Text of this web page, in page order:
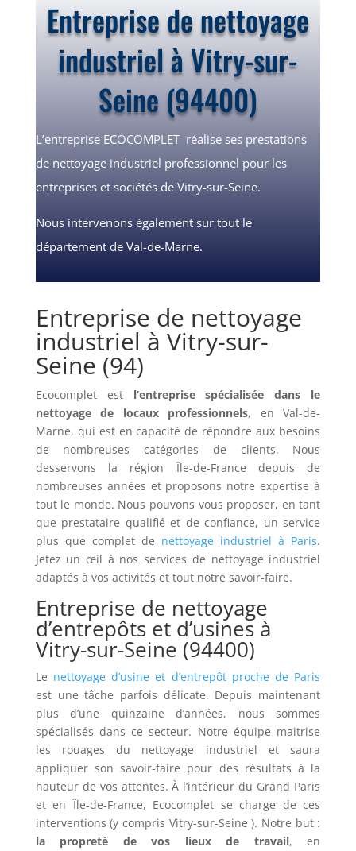
Entreprise de nettoyage
industriel à Vitry-sur-
Seine (94400)
L’entreprise ECOCOMPLET réalise ses prestations
de nettoyage industriel professionnel pour les
entreprises et sociétés de Vitry-sur-Seine.
Nous intervenons également sur tout le
département de Val-de-Marne.
Entreprise de nettoyage
industriel à Vitry-sur-
Seine (94)
Ecocomplet est l’entreprise spécialisée dans le
nettoyage de locaux professionnels, en Val-de-
Marne, qui est en capacité de répondre aux besoins
de nombreuses catégories de clients. Nous
desservons la région Île-de-France depuis de
nombreuses années et proposons notre expertise à
tout le monde. Nous pouvons vous proposer, en tant
que prestataire qualifié et de confiance, un service
plus que complet de nettoyage industriel à Paris.
Jetez un œil à nos services de nettoyage industriel
adaptés à vos activités et tout notre savoir-faire.
Entreprise de nettoyage
d’entrepôts et d’usines à
Vitry-sur-Seine (94400)
Le nettoyage d’usine et d’entrepôt proche de Paris
est une tâche parfois délicate. Depuis maintenant
plus d’une quinzaine d’années, nous sommes
spécialisés dans ce secteur. Notre équipe maitrise
les rouages du nettoyage industriel et saura
appliquer son savoir-faire pour des résultats à la
hauteur de vos attentes. À l’intérieur du Grand Paris
et en Île-de-France, Ecocomplet se charge de ces
interventions (y compris Vitry-sur-Seine ). Notre but :
la propreté de vos lieux de travail, en